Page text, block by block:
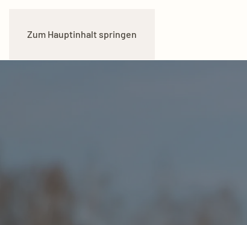
Zum Hauptinhalt springen